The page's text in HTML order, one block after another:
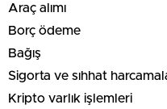
Araç alımı
Borç ödeme
Bağış
Sigorta ve sıhhat
Kripto varlık işlemleri